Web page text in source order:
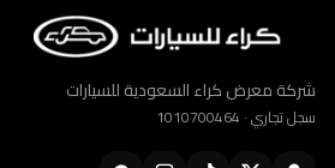
شركة معرض كراء السعودية للسيارات
سجل تجاري · 1010700464